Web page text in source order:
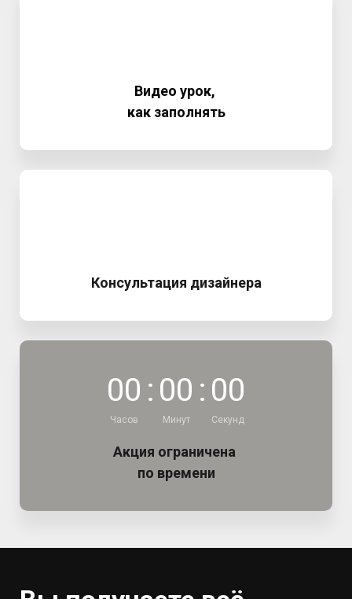
Видео урок,
как заполнять
Консультация дизайнера
00
Часов
: 00
Минут
: 00
Секунд
Акция ограничена
по времени